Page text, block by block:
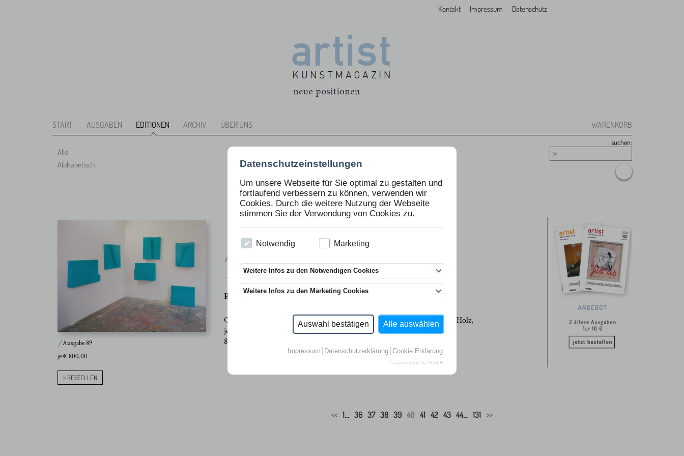
Datenschutzeinstellungen
Um unsere Webseite für Sie optimal zu gestalten und
fortlaufend verbessern zu können, verwenden wir
Cookies. Durch die weitere Nutzung der Webseite
stimmen Sie der Verwendung von Cookies zu.
Notwendig Marketing
Weitere Infos zu den Notwendigen Cookies
Weitere Infos zu den Marketing Cookies
Auswahl bestätigen Alle auswählen
Impressum Datenschutzerklärung Cookie Erklärung
© raumzeitmedia GmbH
Kontakt Impressum Datenschutz
START AUSGABEN EDITIONEN ARCHIV ÜBER UNS WARENKORB
suchen:
Alle
Alphabetisch
Ausgabe 89
je € 800.00
> BESTELLEN
TILLMANN TERBUYKEN
Beschreibung
Ohne Titel, 2011, 5 Unikate (plus ein Künstlerexemplar), Acrylfarbe auf Holz,
je ca. 67 x 52 x 13 cm, Hängung variabel, datiert, nummeriert, signiert.
800 Euro einschl. MwSt. plus Versandkosten
<< 1... 36 37 38 39 40 41 42 43 44... 131 >>